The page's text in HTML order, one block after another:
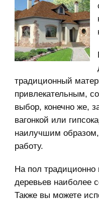
традиционный
привлекательным,
выбор, конечно же,
вагонкой или
наилучшим
работу.
На пол традиционно
деревьев наиболее
Также вы можете